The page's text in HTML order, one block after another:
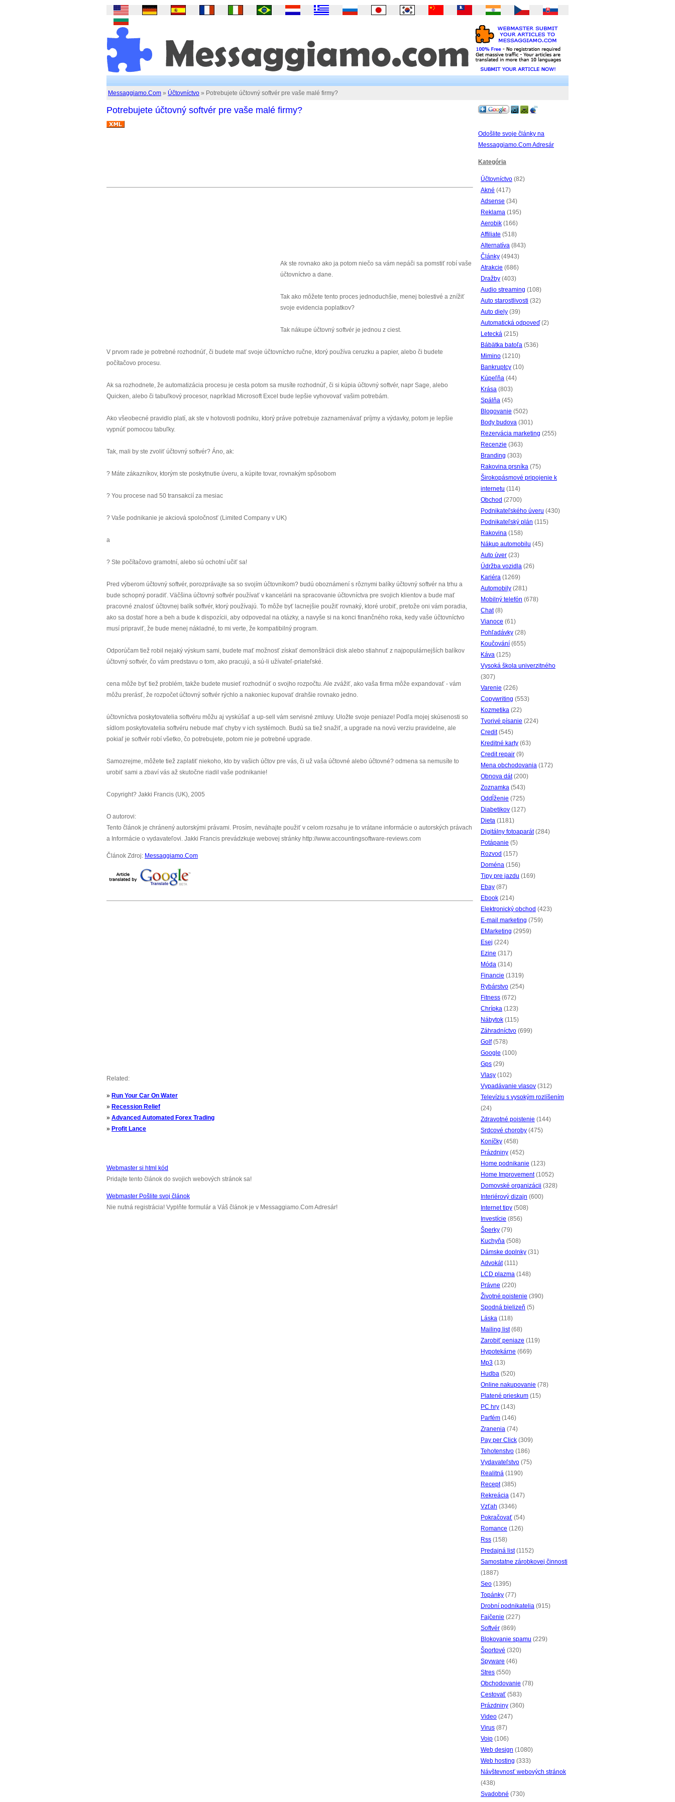
Messaggiamo.Com » Účtovníctvo » Potrebujete účtovný softvér pre vaše malé firmy?
Potrebujete účtovný softvér pre vaše malé firmy?
Ak ste rovnako ako ja potom niečo sa vám nepáči sa pomstiť robí vaše
účtovníctvo a dane.
Tak ako môžete tento proces jednoduchšie, menej bolestivé a znížiť
svoje evidencia poplatkov?
Tak nákupe účtovný softvér je jednou z ciest.
V prvom rade je potrebné rozhodnúť, či budete mať svoje účtovníctvo ručne, ktorý používa ceruzku a papier, alebo či budete
počítačovo procesu.
Ak sa rozhodnete, že automatizácia procesu je cesta potom sa musíte rozhodnúť, či si kúpia účtovný softvér, napr Sage, alebo
Quicken, alebo či tabuľkový procesor, napríklad Microsoft Excel bude lepšie vyhovovať vašim potrebám.
Ako všeobecné pravidlo platí, ak ste v hotovosti podniku, ktorý práve potrebuje zaznamenávať príjmy a výdavky, potom je lepšie
vypnúť pomocou tabuľky.
Tak, mali by ste zvoliť účtovný softvér? Áno, ak:
? Máte zákazníkov, ktorým ste poskytnutie úveru, a kúpite tovar, rovnakým spôsobom
? You procese nad 50 transakcií za mesiac
? Vaše podnikanie je akciová spoločnosť (Limited Company v UK)
a
? Ste počítačovo gramotní, alebo sú ochotní učiť sa!
Pred výberom účtovný softvér, porozprávajte sa so svojím účtovníkom? budú oboznámení s rôznymi balíky účtovný softvér na trhu a
bude schopný poradiť. Väčšina účtovný softvér používať v kancelárii na spracovanie účtovníctva pre svojich klientov a bude mať
pracovné znalosť účtovnej balík softvér, ktorý používajú. To môže byť lacnejšie použiť rovnaký, ktoré urobiť, pretože oni vám poradia,
ako sa dostať hore a beh a bude k dispozícii, aby odpovedal na otázky, a navyše si na konci finančného roka, kedy vaše účtovníctvo
musí pripraviť, že bude menej nákladné, to mi verte, že kompatibilný program.
Odporúčam tiež robil nejaký výskum sami, budete mať možnosť získať demonštrácii disk alebo stiahnuť z najpopulárnejších balíkov
účtovný softvér, čo vám predstavu o tom, ako pracujú, a sú-li užívateľ-priateľské.
cena môže byť tiež problém, takže budete musieť rozhodnúť o svojho rozpočtu. Ale zvážiť, ako vaša firma môže expandovať - vám
môžu prerásť, že rozpočet účtovný softvér rýchlo a nakoniec kupovať drahšie rovnako jedno.
účtovníctva poskytovatelia softvéru môžu aj vyskúšať a up-sell vám servisné zmluvy. Uložte svoje peniaze! Podľa mojej skúsenosti so
sídlom poskytovatelia softvéru nebude mať chyby v ich systémoch. Budú sa tiež snažiť, a upgrade na novú verziu pravidelne, ale
pokiaľ je softvér robí všetko, čo potrebujete, potom nie je potrebné upgrade.
Samozrejme, môžete tiež zaplatiť niekoho, kto by vašich účtov pre vás, či už vaša účtovné alebo účtovné? odmena sa nemusíte to
urobiť sami a zbaví vás až skutočne riadil vaše podnikanie!
Copyright? Jakki Francis (UK), 2005
O autorovi:
Tento článok je chránený autorskými právami. Prosím, neváhajte použiť v celom rozsahu je to vrátane informácie o autorských právach
a Informácie o vydavateľovi. Jakki Francis prevádzkuje webovej stránky http://www.accountingsoftware-reviews.com
Článok Zdroj: Messaggiamo.Com
Related:
» Run Your Car On Water
» Recession Relief
» Advanced Automated Forex Trading
» Profit Lance
Webmaster si html kód
Pridajte tento článok do svojich webových stránok sa!
Webmaster Pošlite svoj článok
Nie nutná registrácia! Vyplňte formulár a Váš článok je v Messaggiamo.Com Adresár!
Odošlite svoje články na
Messaggiamo.Com Adresár
Kategória
Účtovníctvo (82)
Akné (417)
Adsense (34)
Reklama (195)
Aerobik (166)
Affiliate (518)
Alternatíva (843)
Články (4943)
Atrakcie (686)
Dražby (403)
Audio streaming (108)
Auto starostlivosti (32)
Auto diely (39)
Automatická odpoveď(2)
Letecká (215)
Bábätka batoľa (536)
Mimino (1210)
Bankruptcy (10)
Kúpeľňa (44)
Krása (803)
Spálňa (45)
Blogovanie (502)
Body budova (301)
Rezervácia marketing (255)
Recenzie (363)
Branding (303)
Rakovina prsníka (75)
Širokopásmové pripojenie k
internetu (114)
Obchod (2700)
Podnikateľského úveru (430)
Podnikateľský plán (115)
Rakovina (158)
Nákup automobilu (45)
Auto úver (23)
Údržba vozidla (26)
Kariéra (1269)
Automobily (281)
Mobilný telefón (678)
Chat(8)
Vianoce (61)
Pohľadávky (28)
Koučování (655)
Káva (125)
Vysoká škola univerzitného
(307)
Varenie (226)
Copywriting (553)
Kozmetika (22)
Tvorivé písanie (224)
Credit(545)
Kreditné karty (63)
Credit repair (9)
Mena obchodovania (172)
Obnova dát(200)
Zoznamka (543)
Oddĺženie (725)
Diabetikov (127)
Dieta (1181)
Digitálny fotoaparát(284)
Potápanie (5)
Rozvod (157)
Doména (156)
Tipy pre jazdu (169)
Ebay (87)
Ebook (214)
Elektronický obchod (423)
E-mail marketing (759)
EMarketing (2959)
Esej (224)
Ezine (317)
Móda (314)
Financie (1319)
Rybárstvo (254)
Fitness (672)
Chrípka (123)
Nábytok (115)
Záhradníctvo (699)
Golf(578)
Google (100)
Gps (29)
Vlasy (102)
Vypadávanie vlasov (312)
Televíziu s vysokým rozlíšením
(24)
Zdravotné poistenie (144)
Srdcové choroby (475)
Koníčky (458)
Prázdniny (452)
Home podnikanie (123)
Home Improvement(1052)
Domovské organizácii (328)
Interiérový dizajn (600)
Internet tipy (508)
Investície (856)
Šperky (79)
Kuchyňa (508)
Dámske doplnky (31)
Advokát(111)
LCD plazma (148)
Právne (220)
Životné poistenie (390)
Spodná bielizeň (5)
Láska (118)
Mailing list(68)
Zarobiť peniaze (119)
Hypotekárne (669)
Mp3 (13)
Hudba (520)
Online nakupovanie (78)
Platené prieskum (15)
PC hry (143)
Parfém (146)
Zranenia (74)
Pay per Click (309)
Tehotenstvo (186)
Vydavateľstvo (75)
Realitná (1190)
Recept(385)
Rekreácia (147)
Vzťah (3346)
Pokračovať (54)
Romance (126)
Rss (158)
Predajná list(1152)
Samostatne zárobkovej činnosti
(1887)
Seo (1395)
Topánky (77)
Drobní podnikatelia (915)
Fajčenie (227)
Softvér (869)
Blokovanie spamu (229)
Športové (320)
Spyware (46)
Stres (550)
Obchodovanie (78)
Cestovať (583)
Prázdniny (360)
Video (247)
Virus (87)
Voip (106)
Web design (1080)
Web hosting (333)
Návštevnosť webových stránok
(438)
Svadobné (730)